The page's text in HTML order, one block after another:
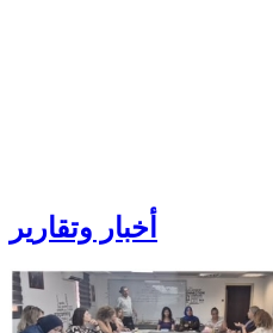
أخبار وتقارير